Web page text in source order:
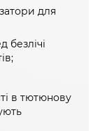
для
безлічі
в тютюнову